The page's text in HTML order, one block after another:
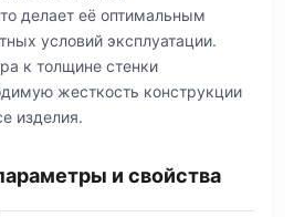
делает её оптимальным
условий эксплуатации.
к толщине стенки
жесткость конструкции
изделия.
и свойства